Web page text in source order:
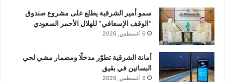
سمو أمير الشرقية يطلع على مشروع صندوق
“الوقف الإسعافي” للهلال الأحمر السعودي
6 أغسطس, 2026
أمانة الشرقية تطوّر مدخلًا ومضمار مشي لحي
البساتين في بقيق
6 أغسطس, 2026